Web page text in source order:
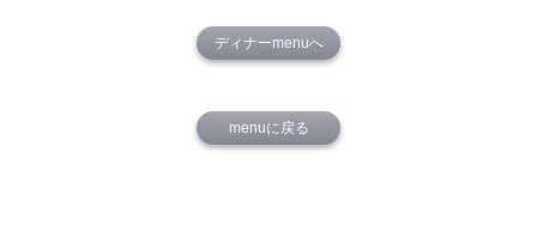
ディナーmenuへ
menuに戻る